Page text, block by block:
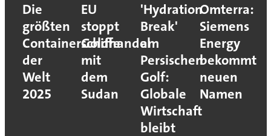
Die
größten
Containerschiffe
der
Welt
2025
EU
stoppt
Goldhandel
mit
dem
Sudan
'Hydration
Break'
am
Persischen
Golf:
Globale
Wirtschaft
bleibt
Omterra:
Siemens
Energy
bekommt
neuen
Namen